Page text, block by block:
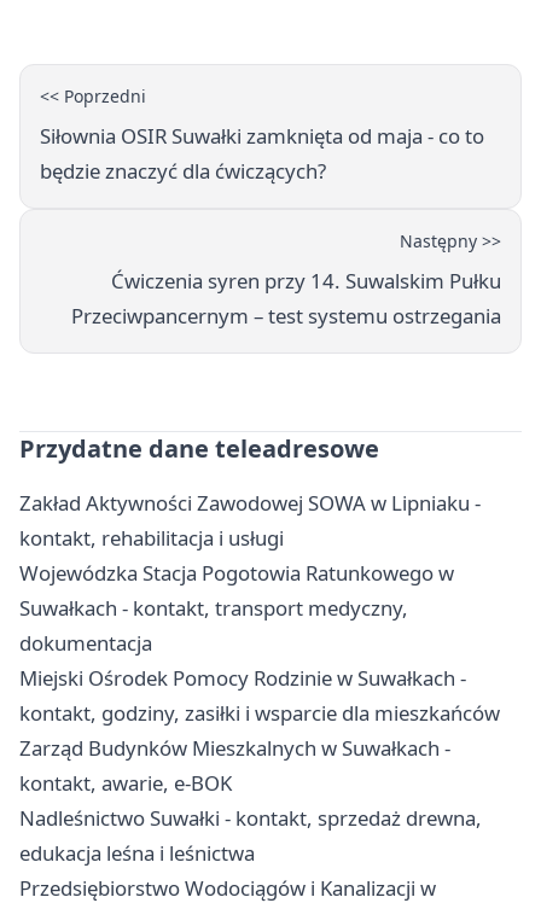
<< Poprzedni
Siłownia OSIR Suwałki zamknięta od maja - co to
będzie znaczyć dla ćwiczących?
Następny >>
Ćwiczenia syren przy 14. Suwalskim Pułku
Przeciwpancernym – test systemu ostrzegania
Przydatne dane teleadresowe
Zakład Aktywności Zawodowej SOWA w Lipniaku -
kontakt, rehabilitacja i usługi
Wojewódzka Stacja Pogotowia Ratunkowego w
Suwałkach - kontakt, transport medyczny,
dokumentacja
Miejski Ośrodek Pomocy Rodzinie w Suwałkach -
kontakt, godziny, zasiłki i wsparcie dla mieszkańców
Zarząd Budynków Mieszkalnych w Suwałkach -
kontakt, awarie, e-BOK
Nadleśnictwo Suwałki - kontakt, sprzedaż drewna,
edukacja leśna i leśnictwa
Przedsiębiorstwo Wodociągów i Kanalizacji w